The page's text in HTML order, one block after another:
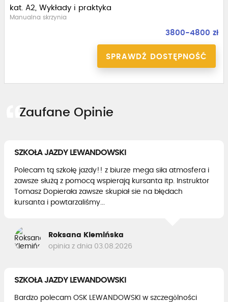
kat. A2, Wykłady i praktyka
Manualna skrzynia
3800-4800 zł
SPRAWDŹ DOSTĘPNOŚĆ
Zaufane Opinie
SZKOŁA JAZDY LEWANDOWSKI
Polecam tą szkołę jazdy!! z biurze mega siła atmosfera i
zawsze służą z pomocą wspierają kursanta itp. Instruktor
Tomasz Dopierała zawsze skupiał sie na błędach
kursanta i powtarzaliśmy...
Roksana Klemińska
opinia z dnia 03.08.2026
SZKOŁA JAZDY LEWANDOWSKI
Bardzo polecam OSK LEWANDOWSKI w szczegòlności